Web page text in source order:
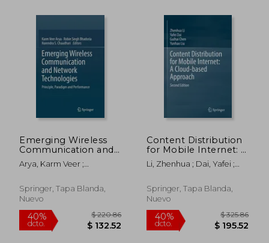
Emerging Wireless
Communication and
Network
Technologies:
and Performance (en
Inglés)
Arya, Karm Veer ;
Chaudhari, Narendra S.
Springer, Tapa Blanda,
Nuevo
Content Distribution
for Mobile Internet: A
Cloud-Based
Approach (en Inglés)
Li, Zhenhua ; Dai, Yafei ;
Springer, Tapa Blanda,
Nuevo